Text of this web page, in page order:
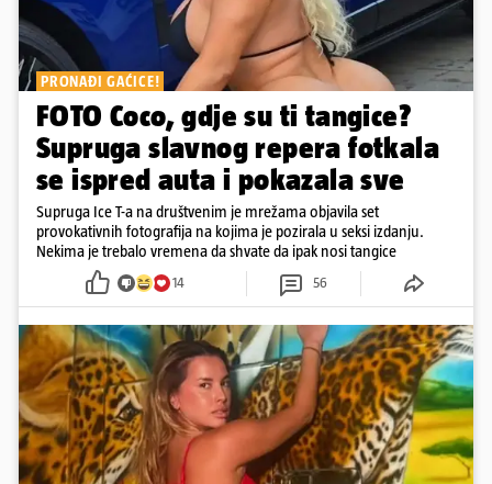
PRONAĐI GAĆICE!
FOTO Coco, gdje su ti tangice?
Supruga slavnog repera fotkala
se ispred auta i pokazala sve
Supruga Ice T-a na društvenim je mrežama objavila set
provokativnih fotografija na kojima je pozirala u seksi izdanju.
Nekima je trebalo vremena da shvate da ipak nosi tangice
14 56